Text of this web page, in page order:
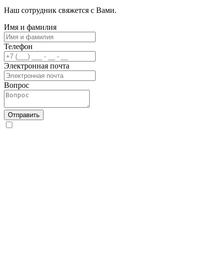
Наш сотрудник свяжется с Вами.
Имя и фамилия
Телефон
Электронная почта
Вопрос
Отправить